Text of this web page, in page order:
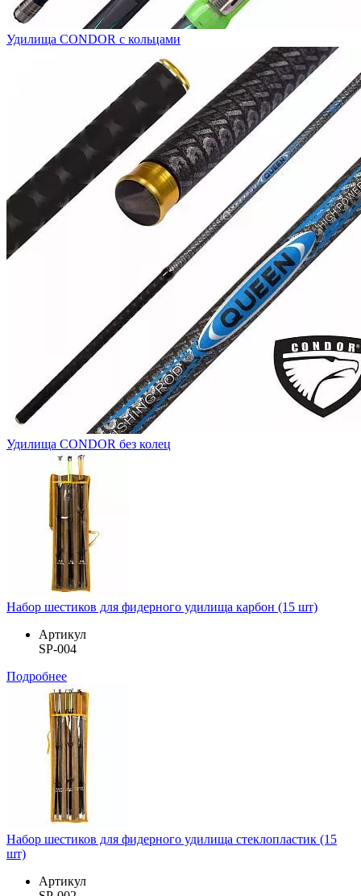
Удилища CONDOR с кольцами
Удилища CONDOR без колец
Набор шестиков для фидерного удилища карбон (15 шт)
Артикул
SP-004
Подробнее
Набор шестиков для фидерного удилища стеклопластик (15
шт)
Артикул